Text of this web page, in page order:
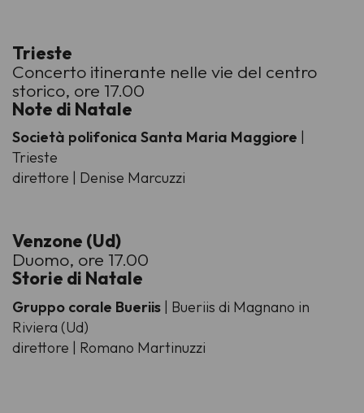
Trieste
Concerto itinerante nelle vie del centro
storico, ore 17.00
Note di Natale
Società polifonica Santa Maria Maggiore |
Trieste
direttore | Denise Marcuzzi
Venzone (Ud)
Duomo, ore 17.00
Storie di Natale
Gruppo corale Bueriis | Bueriis di Magnano in
Riviera (Ud)
direttore | Romano Martinuzzi